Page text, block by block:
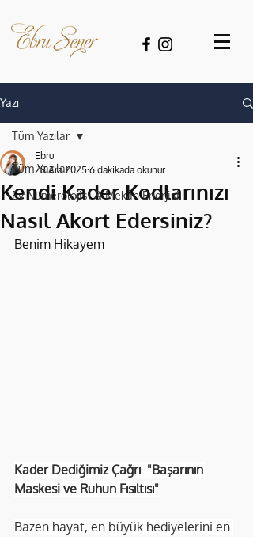
Yazı
Tüm Yazılar
Ev Numerolojisi & Mekân Enerjisi
Tüm Yazılar
Kendi Kader Kodlarınızı
Nasıl Akort Edersiniz?
Ebru
28 Ara 2025 6 dakikada okunur
Benim Hikayem
Kader Dediğimiz Çağrı  "Başarının
Maskesi ve Ruhun Fısıltısı"
Bazen hayat, en büyük hediyelerini en